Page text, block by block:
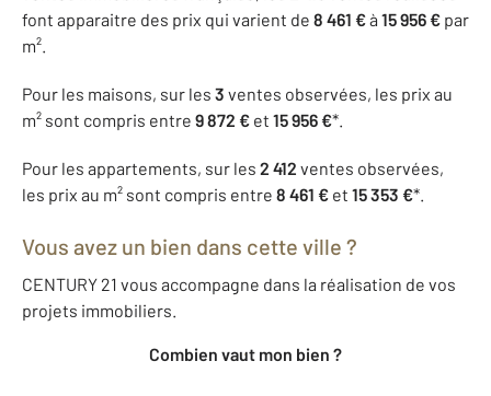
font apparaitre des prix qui varient de 8 461 €à 15 956 € par
m².
Pour les maisons, sur les 3 ventes observées, les prix au
m² sont compris entre 9 872 € et 15 956 €*.
Pour les appartements, sur les 2 412 ventes observées,
les prix au m² sont compris entre 8 461 € et 15 353 €*.
Vous avez un bien dans cette ville ?
CENTURY 21 vous accompagne dans la réalisation de vos
projets immobiliers.
Combien vaut mon bien ?